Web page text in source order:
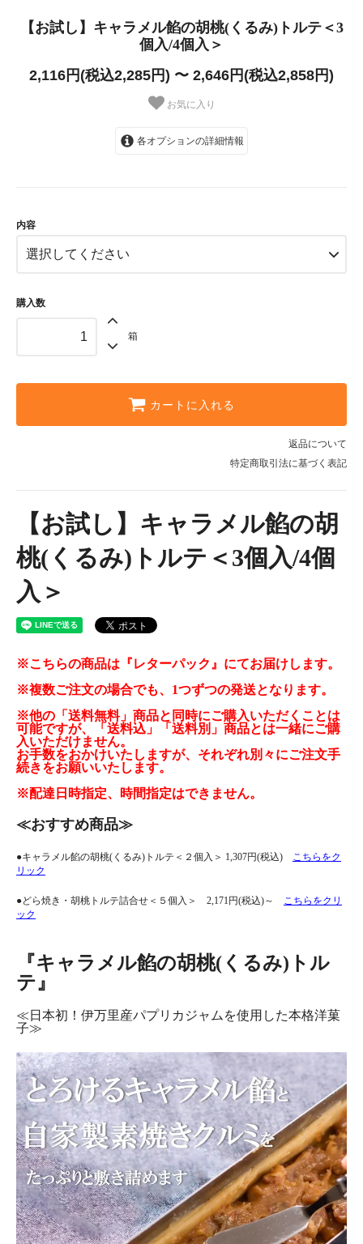
【お試し】キャラメル餡の胡桃(くるみ)トルテ＜3
個入/4個入＞
2,116円(税込2,285円) 〜 2,646円(税込2,858円)
お気に入り
各オプションの詳細情報
内容
購入数
箱
カートに入れる
返品について
特定商取引法に基づく表記
【お試し】キャラメル餡の胡
桃(くるみ)トルテ＜3個入/4個
入＞
※こちらの商品は『レターパック』にてお届けします。
※複数ご注文の場合でも、1つずつの発送となります。
※他の「送料無料」商品と同時にご購入いただくことは
可能ですが、「送料込」「送料別」商品とは一緒にご購
入いただけません。
お手数をおかけいたしますが、それぞれ別々にご注文手
続きをお願いいたします。
※配達日時指定、時間指定はできません。
≪おすすめ商品≫
●キャラメル餡の胡桃(くるみ)トルテ＜２個入＞ 1,307円(税込)
こちらをク
リック
●どら焼き・胡桃トルテ詰合せ＜５個入＞ 2,171円(税込)～
こちらをクリ
ック
『キャラメル餡の胡桃(くるみ)トル
テ』
≪日本初！伊万里産パプリカジャムを使用した本格洋菓
子≫